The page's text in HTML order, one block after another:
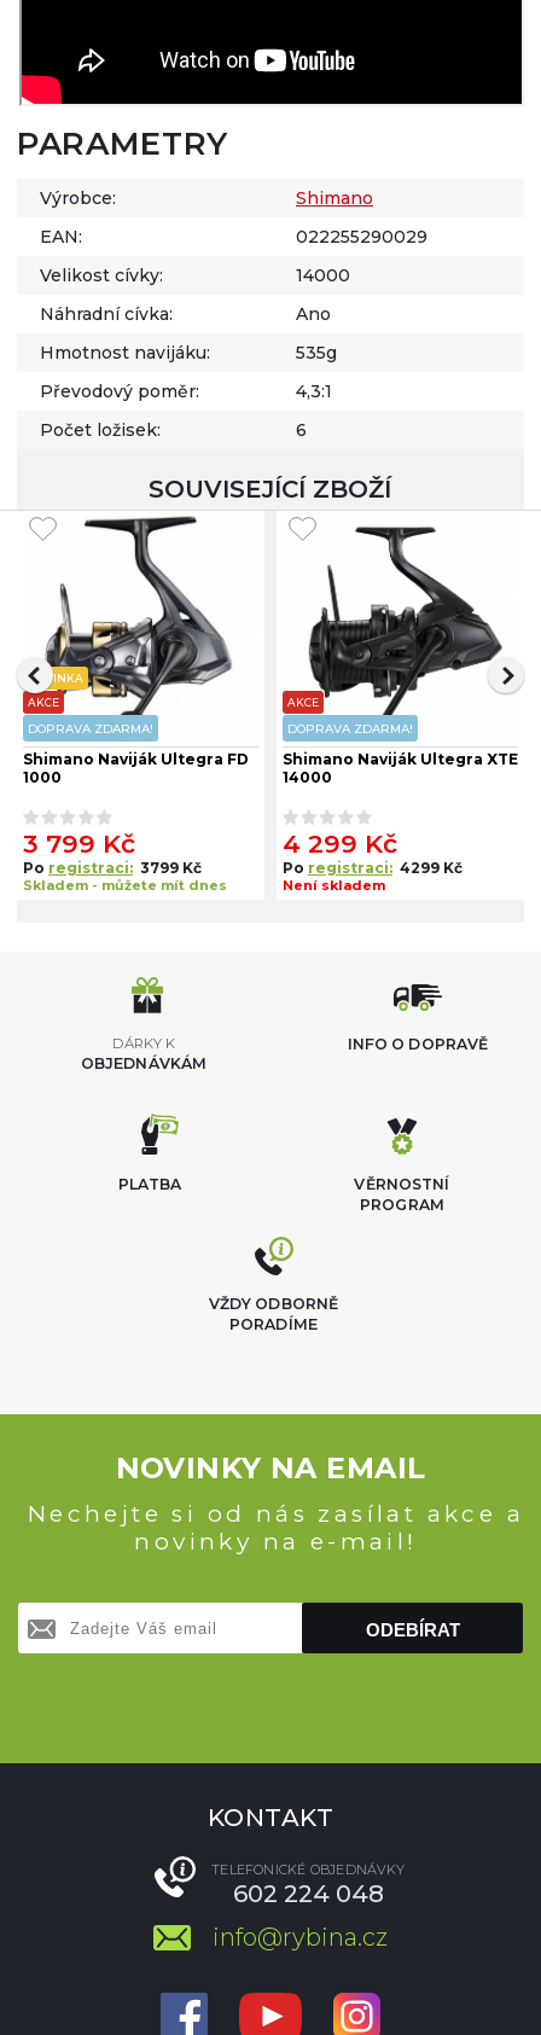
PARAMETRY
Výrobce:
Shimano
EAN:
022255290029
Velikost cívky:
14000
Náhradní cívka:
Ano
Hmotnost navijáku:
535g
Převodový poměr:
4,3:1
Počet ložisek:
6
SOUVISEJÍCÍ ZBOŽÍ
NOVINKA
AKCE
DOPRAVA ZDARMA!
Shimano Naviják Ultegra FD
1000
3 799 Kč
Po registraci: 3799 Kč
Skladem - můžete mít dnes
AKCE
DOPRAVA ZDARMA!
Shimano Naviják Ultegra XTE
14000
4 299 Kč
Po registraci: 4299 Kč
Není skladem
DÁRKY K
OBJEDNÁVKÁM
INFO O DOPRAVĚ
VĚRNOSTNÍ
PROGRAM
PLATBA
VŽDY ODBORNĚ
PORADÍME
NOVINKY NA EMAIL
Nechejte si od nás zasílat akce a
novinky na e-mail!
ODEBÍRAT
KONTAKT
TELEFONICKÉ OBJEDNÁVKY
602 224 048
info@rybina.cz